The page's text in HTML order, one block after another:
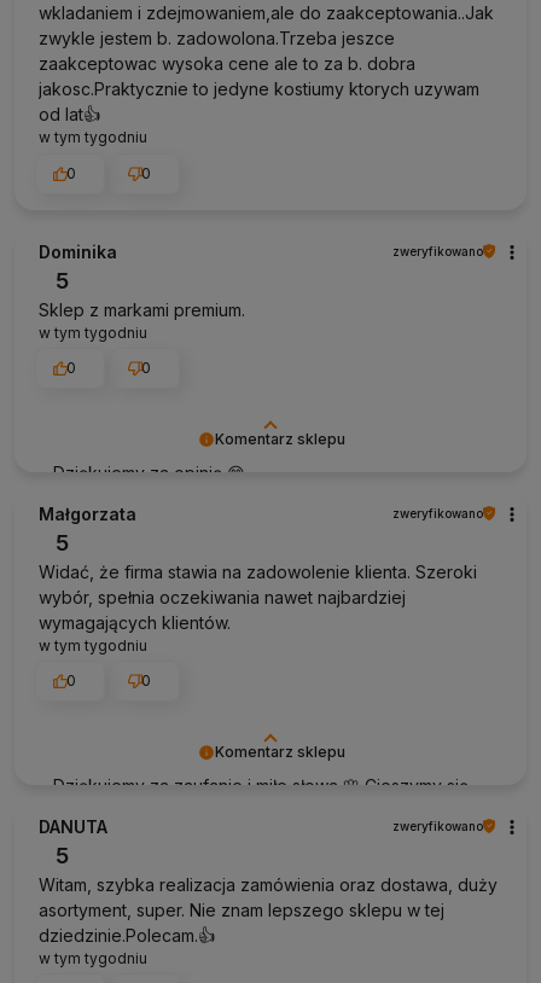
wkladaniem i zdejmowaniem,ale do zaakceptowania..Jak
zwykle jestem b. zadowolona.Trzeba jeszce
zaakceptowac wysoka cene ale to za b. dobra
jakosc.Praktycznie to jedyne kostiumy ktorych uzywam
od lat👍
w tym tygodniu
0
0
Komentarz sklepu
Dziękujemy za opinię 😊
Dominika zweryfikowano
5
Sklep z markami premium.
w tym tygodniu
0
0
Komentarz sklepu
Dziękujemy za zaufanie i miłe słowa 🌸 Cieszymy się,
oczekiwaniom realizacji zamówienia i obsługi 😍
Małgorzata zweryfikowano
5
Widać, że firma stawia na zadowolenie klienta. Szeroki
wybór, spełnia oczekiwania nawet najbardziej
wymagających klientów.
w tym tygodniu
0
0
DANUTA zweryfikowano
5
Witam, szybka realizacja zamówienia oraz dostawa, duży
asortyment, super. Nie znam lepszego sklepu w tej
dziedzinie.Polecam.👍
w tym tygodniu